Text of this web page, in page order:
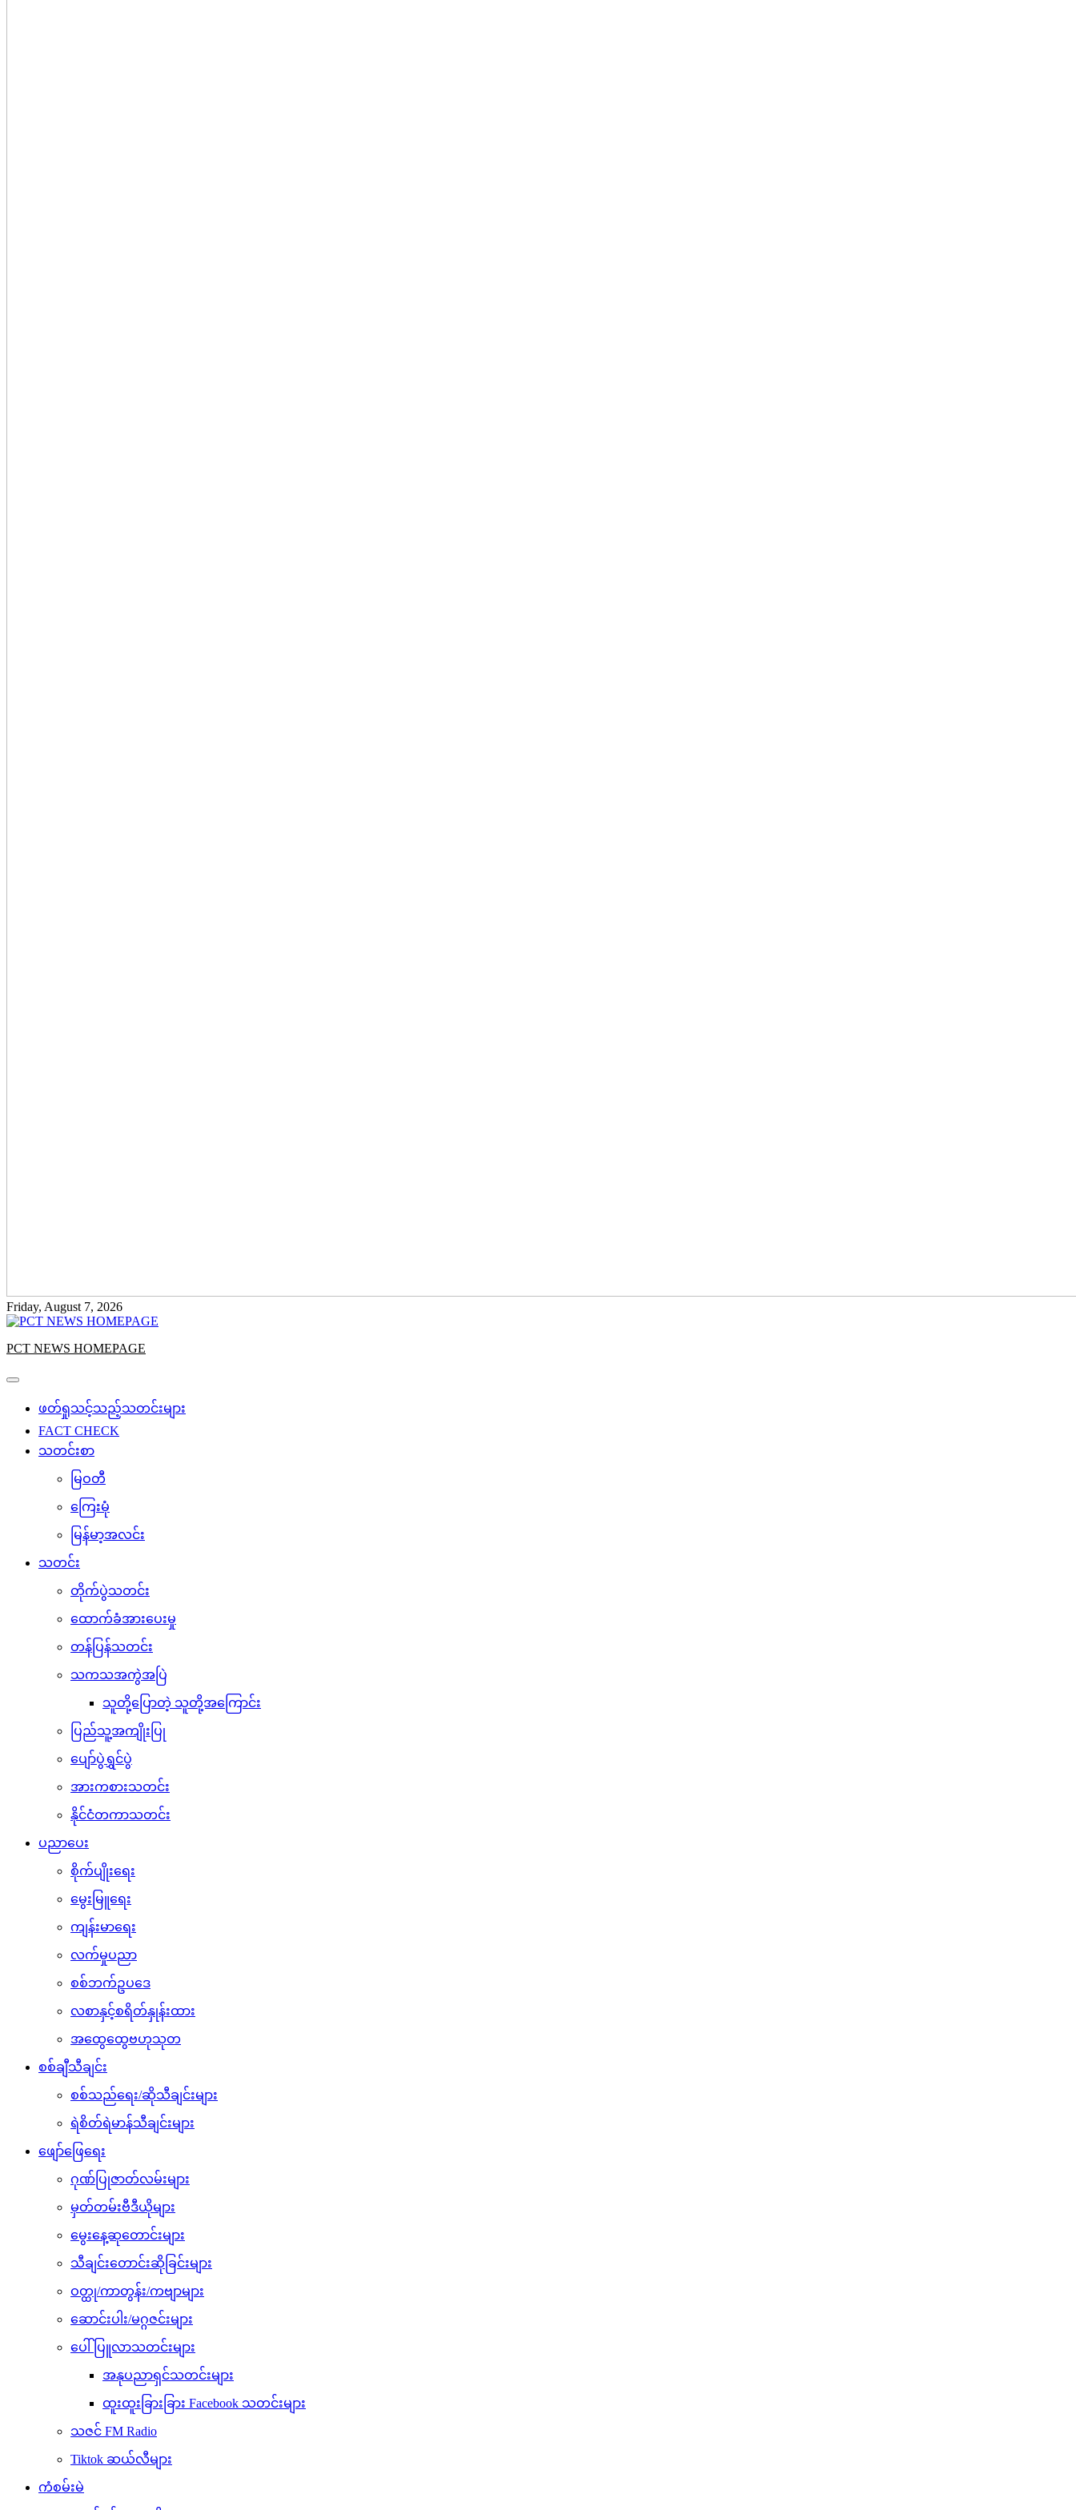
Friday, August 7, 2026
PCT NEWS HOMEPAGE
ဖတ်ရှုသင့်သည့်သတင်းများ
FACT CHECK
သတင်းစာ
မြဝတီ
ကြေးမုံ
မြန်မာ့အလင်း
သတင်း
တိုက်ပွဲသတင်း
ထောက်ခံအားပေးမှု
တန်ပြန်သတင်း
သကသအကွဲအပြဲ
သူတို့ပြောတဲ့ သူတို့အကြောင်း
ပြည်သူ့အကျိုးပြု
ပျော်ပွဲရွှင်ပွဲ
အားကစားသတင်း
နိုင်ငံတကာသတင်း
ပညာပေး
စိုက်ပျိုးရေး
မွေးမြူရေး
ကျန်းမာရေး
လက်မှုပညာ
စစ်ဘက်ဥပဒေ
လစာနှင့်စရိတ်နှုန်းထား
အထွေထွေဗဟုသုတ
စစ်ချီသီချင်း
စစ်သည်ရေး/ဆိုသီချင်းများ
ရဲစိတ်ရဲမာန်သီချင်းများ
ဖျော်ဖြေရေး
ဂုဏ်ပြုဇာတ်လမ်းများ
မှတ်တမ်းဗီဒီယိုများ
မွေးနေ့ဆုတောင်းများ
သီချင်းတောင်းဆိုခြင်းများ
ဝတ္ထု/ကာတွန်း/ကဗျာများ
ဆောင်းပါး/မဂ္ဂဇင်းများ
ပေါ်ပြူလာသတင်းများ
အနုပညာရှင်သတင်းများ
ထူးထူးခြားခြား Facebook သတင်းများ
သဇင် FM Radio
Tiktok ဆယ်လီများ
ကံစမ်းမဲ